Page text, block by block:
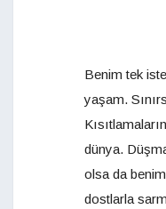
Benim tek
yaşam.
dünya.
olsa da
dostlarla